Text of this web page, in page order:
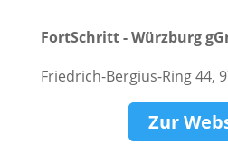
FortSchritt - Würzburg
Friedrich-Bergius-Ring 44,
Zur